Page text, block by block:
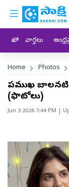
Skip to main content
custom
హోం వార్తలు
Home Photos
ప్రముఖ బాలనటి
(ఫొటోలు)
Jun 3 2026 7:44 PM |